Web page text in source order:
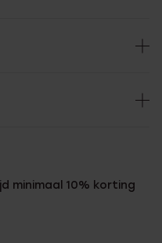
minimaal 10% korting